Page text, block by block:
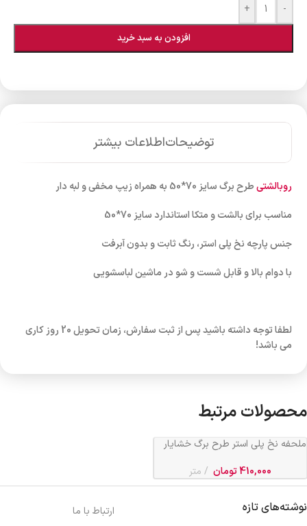
-
+
افزودن به سبد خرید
توضیحاتاطلاعات بیشتر
روبالشتیطرح برگ سایز 70*50 به همراه زیپ مخفی و لبه دار
مناسب برای بالشت و متکا استاندارد سایز 70*50
جنس پارچه نخ پلی استر، رنگ ثابت و بدون آبرفت
با دوام بالا و قابل شست و شو در ماشین لباسشویی
لطفا توجه داشته باشید پس از ثبت سفارش، زمان تحویل 20 روز کاری
می باشد!
محصولات مرتبط
ملحفه نخ پلی استر طرح برگ خشایار
410,000تومان متر
نوشته‌های تازه
ارتباط با ما